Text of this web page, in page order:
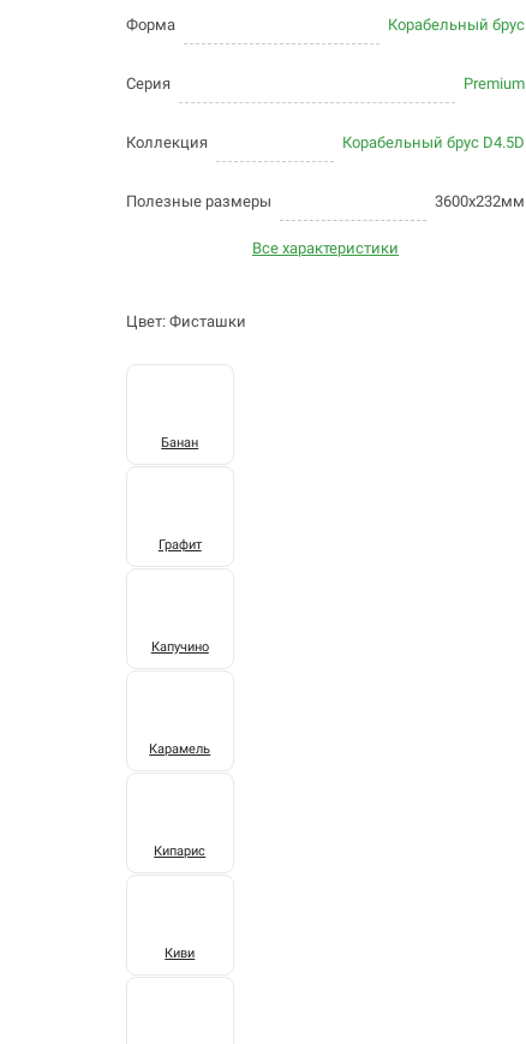
Форма Корабельный брус
Серия Premium
Коллекция Корабельный брус D4.5D
Полезные размеры 3600х232мм
Все характеристики
Цвет: Фисташки
Банан
Графит
Капучино
Карамель
Кипарис
Киви